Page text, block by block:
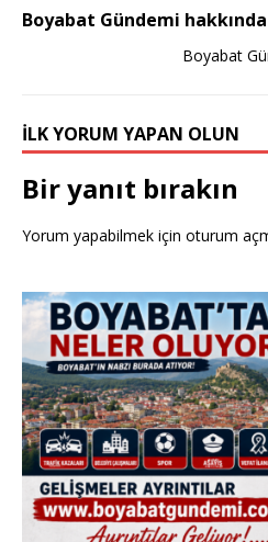
Boyabat Gündemi hakkında
Boyabat
İLK YORUM YAPAN OLUN
Bir yanıt bırakın
Yorum yapabilmek için oturum